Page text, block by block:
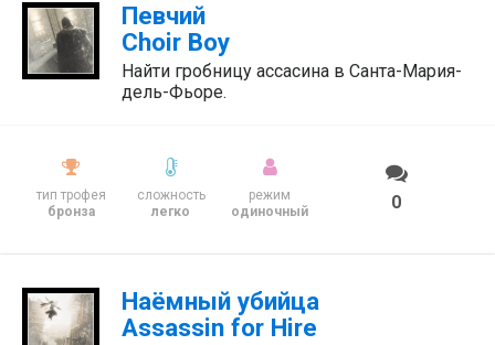
Певчий
Choir Boy
Найти гробницу ассасина в Санта-Мария-
дель-Фьоре.
тип трофея
бронза
сложность
легко
режим
одиночный
0
Наёмный убийца
Assassin for Hire